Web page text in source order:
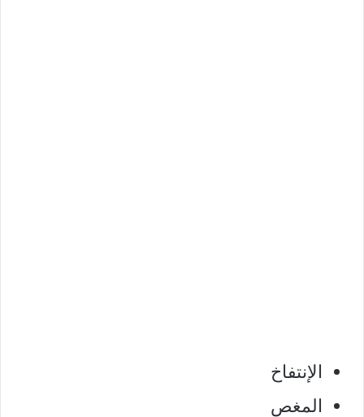
الإنتفاخ
المغص